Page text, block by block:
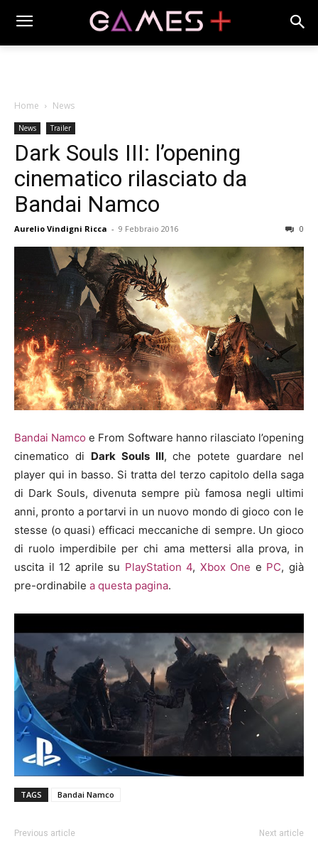
Home News
News Trailer
Dark Souls III: l’opening
cinematico rilasciato da
Bandai Namco
Aurelio Vindigni Ricca - 9 Febbraio 2016 0
Bandai Namco e From Software hanno rilasciato l’opening
cinematico di Dark Souls III, che potete guardare nel
player qui in basso. Si tratta del terzo capitolo della saga
di Dark Souls, divenuta sempre più famosa negli ultimi
anni, pronto a portarvi in un nuovo mondo di gioco con le
stesse (o quasi) efficaci meccaniche di sempre. Un gioco
di ruolo imperdibile per chi ama mettersi alla prova, in
uscita il 12 aprile su PlayStation 4, Xbox One e PC, già
pre-ordinabile a questa pagina.
TAGS Bandai Namco
Previous article Next article